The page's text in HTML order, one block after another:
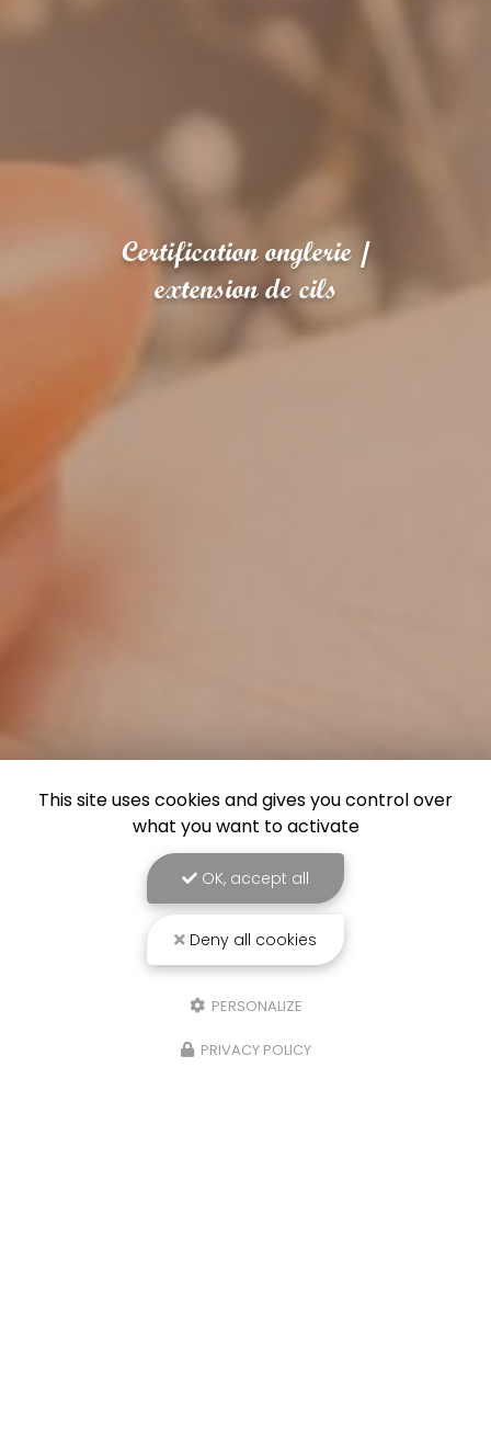
Certification onglerie /
extension de cils
This site uses cookies and gives you control over
what you want to activate
OK, accept all
Deny all cookies
PERSONALIZE
PRIVACY POLICY